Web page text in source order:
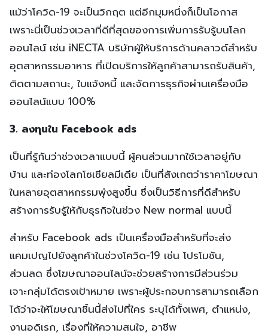
แม้ว่าโควิด-19 จะเป็นวิกฤต แต่อีกมุมหนึ่งก็เป็นโอกาส
เพราะนี่เป็นช่วงเวลาที่ดีที่สุดของการเพิ่มการรับรู้บนโลก
ออนไลน์ เช่น iNECTA บริษัทผู้ให้บริการด้านคลาวด์สำหรับ
อุตสาหกรรมอาหาร ที่เปิดบริการให้ลูกค้าสามารถรับสินค้า,
ติดตามสถานะ, ใบแจ้งหนี้ และจัดการธุรกิจผ่านเครื่องมือ
ออนไลน์แบบ 100%
3. ลงทุนใน Facebook ads
เป็นที่รู้กันว่าช่วงเวลาแบบนี้ ผู้คนส่วนมากใช้เวลาอยู่กับ
บ้าน และท่องโลกโซเชียลมีเดีย เป็นที่สังเกตว่าราคาโฆษณา
ในหลายอุตสาหกรรมพุ่งสูงขึ้น ซึ่งเป็นวิธีการที่ดีสำหรับ
สร้างการรับรู้ให้กับธุรกิจในช่วง New normal แบบนี้
สำหรับ Facebook ads เป็นเครื่องมือสำหรับที่จะส่ง
แคมเปญไปยังลูกค้าในช่วงโควิด-19 เช่น โปรโมชัน,
ส่วนลด ซึ่งโฆษณาออนไลน์จะช่วยสร้างการมีส่วนร่วม
เจาะกลุ่มได้ตรงเป้าหมาย เพราะผู้ประกอบการสามารถเลือก
ได้ว่าจะให้โฆษณาชิ้นนี้ส่งไปที่ใคร ระบุได้ทั้งเพศ, ตำแหน่ง,
งานอดิเรก, เรื่องที่ให้ความสนใจ, อาชีพ